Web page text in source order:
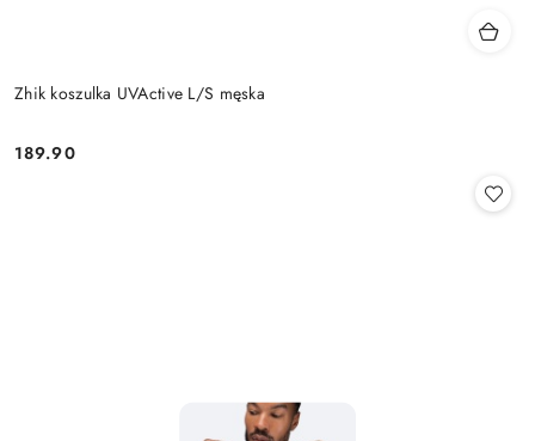
Zhik koszulka UVActive L/S męska
Cena:
189.90